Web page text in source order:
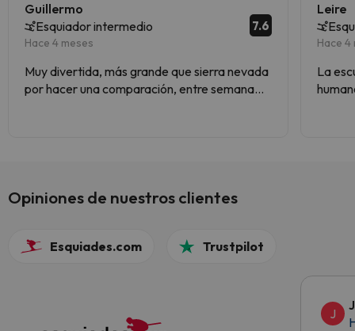
Guillermo
Esquiador intermedio
Hace 4 meses
7.6
Muy divertida, más grande que sierra nevada
por hacer una comparación, entre semana
Leire
Hace 4
La
Opiniones de nuestros clientes
Esquiades.com Trustpilot
J